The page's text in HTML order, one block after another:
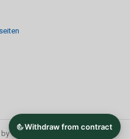
Gambio.de © 2017